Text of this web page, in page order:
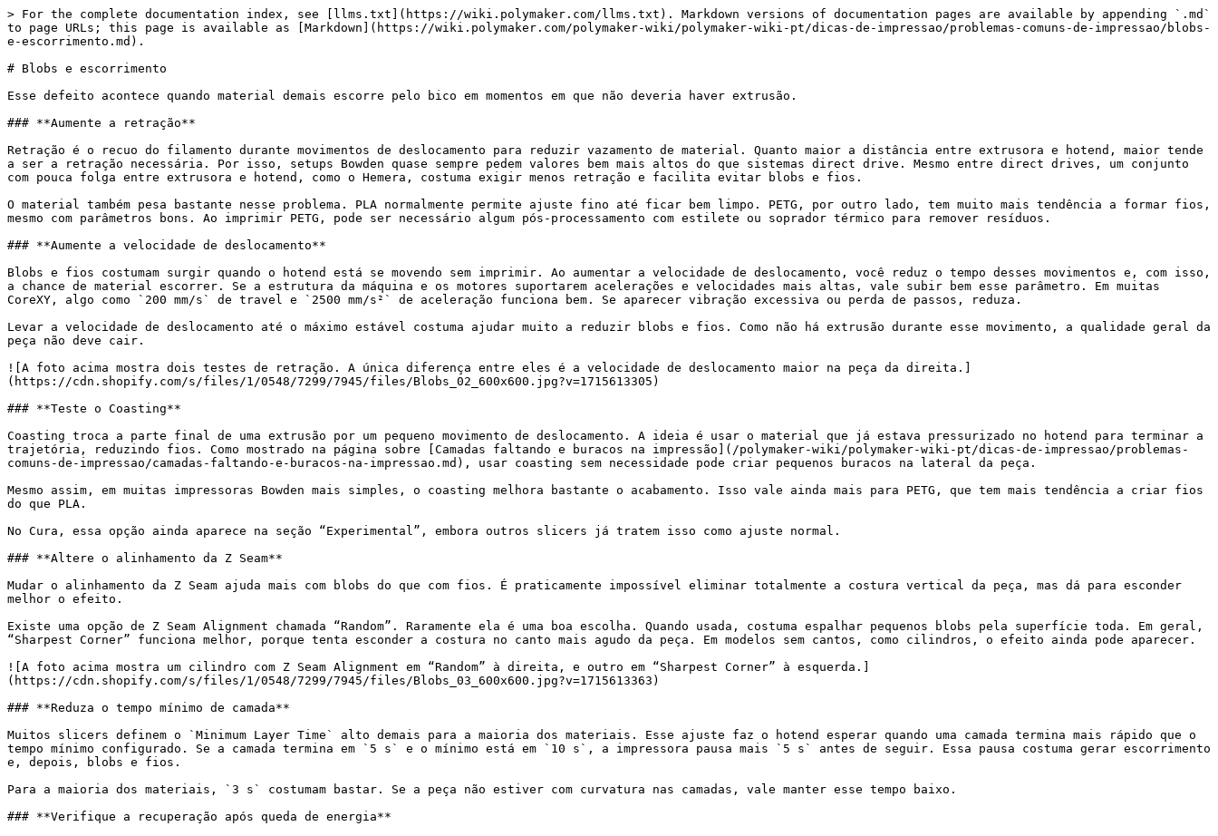
> For the complete documentation index, see [llms.txt](https://wiki.polymaker.com/llms.txt). Markdown versions of documentation pages are available by appending `.md`
to page URLs; this page is available as [Markdown](https://wiki.polymaker.com/polymaker-wiki/polymaker-wiki-pt/dicas-de-impressao/problemas-comuns-de-impressao/blobs-
e-escorrimento.md).
# Blobs e escorrimento
Esse defeito acontece quando material demais escorre pelo bico em momentos em que não deveria haver extrusão.
### **Aumente a retração**
Retração é o recuo do filamento durante movimentos de deslocamento para reduzir vazamento de material. Quanto maior a distância entre extrusora e hotend, maior tende
a ser a retração necessária. Por isso, setups Bowden quase sempre pedem valores bem mais altos do que sistemas direct drive. Mesmo entre direct drives, um conjunto
com pouca folga entre extrusora e hotend, como o Hemera, costuma exigir menos retração e facilita evitar blobs e fios.
O material também pesa bastante nesse problema. PLA normalmente permite ajuste fino até ficar bem limpo. PETG, por outro lado, tem muito mais tendência a formar fios,
mesmo com parâmetros bons. Ao imprimir PETG, pode ser necessário algum pós-processamento com estilete ou soprador térmico para remover resíduos.
### **Aumente a velocidade de deslocamento**
Blobs e fios costumam surgir quando o hotend está se movendo sem imprimir. Ao aumentar a velocidade de deslocamento, você reduz o tempo desses movimentos e, com isso,
a chance de material escorrer. Se a estrutura da máquina e os motores suportarem acelerações e velocidades mais altas, vale subir bem esse parâmetro. Em muitas
CoreXY, algo como `200 mm/s` de travel e `2500 mm/s²` de aceleração funciona bem. Se aparecer vibração excessiva ou perda de passos, reduza.
Levar a velocidade de deslocamento até o máximo estável costuma ajudar muito a reduzir blobs e fios. Como não há extrusão durante esse movimento, a qualidade geral da
peça não deve cair.
![A foto acima mostra dois testes de retração. A única diferença entre eles é a velocidade de deslocamento maior na peça da direita.]
(https://cdn.shopify.com/s/files/1/0548/7299/7945/files/Blobs_02_600x600.jpg?v=1715613305)
### **Teste o Coasting**
Coasting troca a parte final de uma extrusão por um pequeno movimento de deslocamento. A ideia é usar o material que já estava pressurizado no hotend para terminar a
trajetória, reduzindo fios. Como mostrado na página sobre [Camadas faltando e buracos na impressão](/polymaker-wiki/polymaker-wiki-pt/dicas-de-impressao/problemas-
comuns-de-impressao/camadas-faltando-e-buracos-na-impressao.md), usar coasting sem necessidade pode criar pequenos buracos na lateral da peça.
Mesmo assim, em muitas impressoras Bowden mais simples, o coasting melhora bastante o acabamento. Isso vale ainda mais para PETG, que tem mais tendência a criar fios
do que PLA.
No Cura, essa opção ainda aparece na seção “Experimental”, embora outros slicers já tratem isso como ajuste normal.
### **Altere o alinhamento da Z Seam**
Mudar o alinhamento da Z Seam ajuda mais com blobs do que com fios. É praticamente impossível eliminar totalmente a costura vertical da peça, mas dá para esconder
melhor o efeito.
Existe uma opção de Z Seam Alignment chamada “Random”. Raramente ela é uma boa escolha. Quando usada, costuma espalhar pequenos blobs pela superfície toda. Em geral,
“Sharpest Corner” funciona melhor, porque tenta esconder a costura no canto mais agudo da peça. Em modelos sem cantos, como cilindros, o efeito ainda pode aparecer.
![A foto acima mostra um cilindro com Z Seam Alignment em “Random” à direita, e outro em “Sharpest Corner” à esquerda.]
(https://cdn.shopify.com/s/files/1/0548/7299/7945/files/Blobs_03_600x600.jpg?v=1715613363)
### **Reduza o tempo mínimo de camada**
Muitos slicers definem o `Minimum Layer Time` alto demais para a maioria dos materiais. Esse ajuste faz o hotend esperar quando uma camada termina mais rápido que o
tempo mínimo configurado. Se a camada termina em `5 s` e o mínimo está em `10 s`, a impressora pausa mais `5 s` antes de seguir. Essa pausa costuma gerar escorrimento
e, depois, blobs e fios.
Para a maioria dos materiais, `3 s` costumam bastar. Se a peça não estiver com curvatura nas camadas, vale manter esse tempo baixo.
### **Verifique a recuperação após queda de energia**